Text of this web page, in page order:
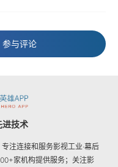
参与评论
进技术
注连接和服务影视工业·幕后
家机构提供服务；关注影